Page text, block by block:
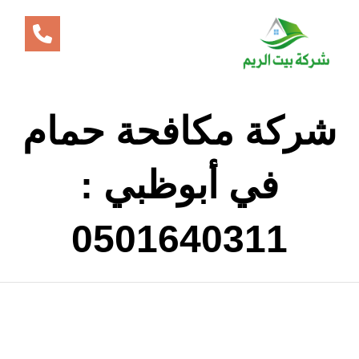
شركة مكافحة حمام
في أبوظبي :
0501640311